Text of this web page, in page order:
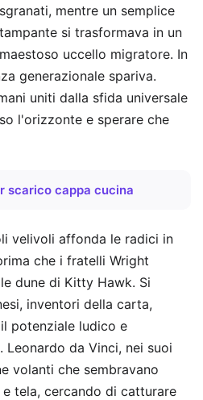
mentre un semplice
si trasformava in un
uccello migratore. In
generazionale spariva.
uniti dalla sfida universale
l'orizzonte e sperare che
scarico cappa cucina
velivoli affonda le radici in
che i fratelli Wright
dune di Kitty Hawk. Si
inventori della carta,
potenziale ludico e
da Vinci, nei suoi
volanti che sembravano
tela, cercando di catturare